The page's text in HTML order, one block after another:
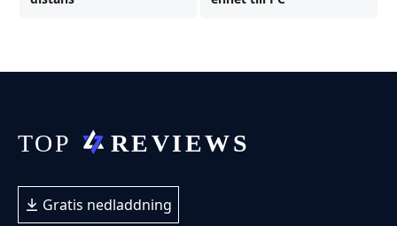
Gratis nedladdning